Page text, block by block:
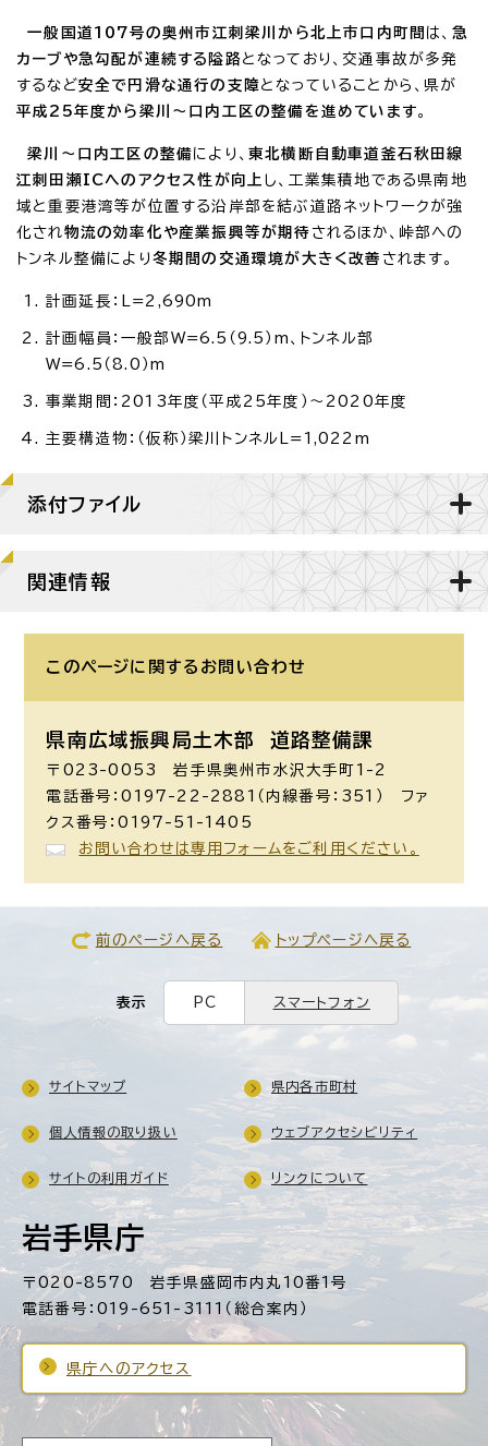
一般国道107号の奥州市江刺梁川から北上市口内町間 は、 急
カーブや急勾配が連続する隘路となっており、交通事故が多発
するなど安全で円滑な通行の支障となっていることから、県が
平成25年度から梁川～口内工区の整備を進めています。
梁川～口内工区の整備により、東北横断自動車道釜石秋田線
江刺田瀬ICへのアクセス性が向上 し、工業集積地である県南地
域と重要港湾等が位置する沿岸部を結ぶ道路ネットワークが強
化され物流の効率化や産業振興等が期待されるほか、峠部への
トンネル整備により冬期間の交通環境が大きく改善 されます。
計画延長：L=2,690m
計画幅員：一般部W=6.5（9.5）m、トンネル部
W=6.5（8.0）m
事業期間：2013年度（平成25年度）～2020年度
主要構造物：（仮称）梁川トンネルL=1,022m
添付ファイル
関連情報
このページに関する お問い合わせ
県南広域振興局土木部 道路整備課
〒023-0053 岩手県奥州市水沢大手町1-2
電話番号：0197-22-2881（内線番号：351） ファ
クス番号：0197-51-1405
お問い合わせは専用フォームをご利用ください。
前のページへ戻る トップページへ戻る
表示 PC スマートフォン
岩手県庁
〒020-8570 岩手県盛岡市内丸10番1号
電話番号：019-651-3111（総合案内）
県庁へのアクセス
サイトマップ 県内各市町村
個人情報の取り扱い ウェブアクセシビリティ
サイトの利用ガイド リンクについて